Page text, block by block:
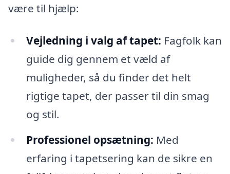
være til hjælp:
Vejledning i valg af tapet: Fagfolk kan
guide dig gennem et væld af
muligheder, så du finder det helt
rigtige tapet, der passer til din smag
og stil.
Professionel opsætning: Med
erfaring i tapetsering kan de sikre en